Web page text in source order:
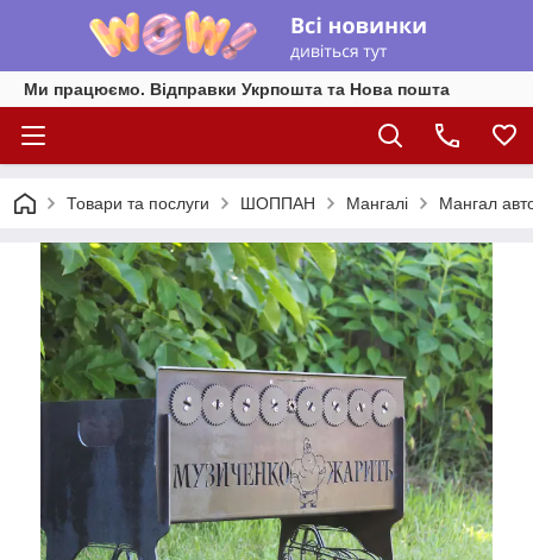
Ми працюємо. Відправки Укрпошта та Нова пошта
Товари та послуги ШОППАН Мангалі Мангал